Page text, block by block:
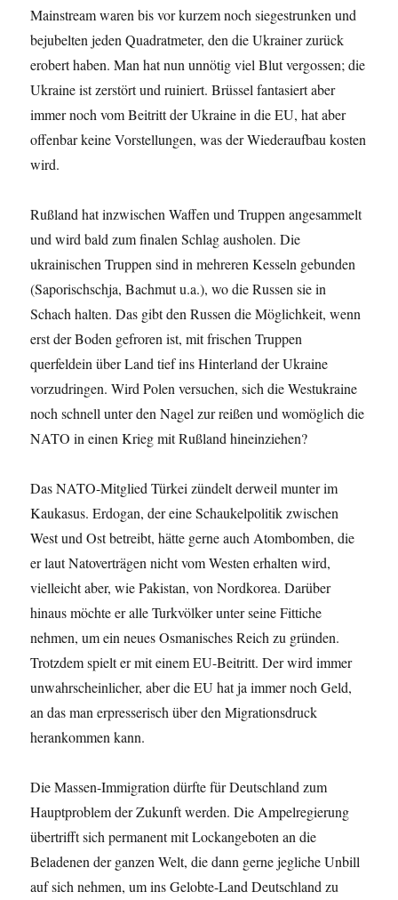
Mainstream waren bis vor kurzem noch siegestrunken und
bejubelten jeden Quadratmeter, den die Ukrainer zurück
erobert haben. Man hat nun unnötig viel Blut vergossen; die
Ukraine ist zerstört und ruiniert. Brüssel fantasiert aber
immer noch vom Beitritt der Ukraine in die EU, hat aber
offenbar keine Vorstellungen, was der Wiederaufbau kosten
wird.
Rußland hat inzwischen Waffen und Truppen angesammelt
und wird bald zum finalen Schlag ausholen. Die
ukrainischen Truppen sind in mehreren Kesseln gebunden
(Saporischschja, Bachmut u.a.), wo die Russen sie in
Schach halten. Das gibt den Russen die Möglichkeit, wenn
erst der Boden gefroren ist, mit frischen Truppen
querfeldein über Land tief ins Hinterland der Ukraine
vorzudringen. Wird Polen versuchen, sich die Westukraine
noch schnell unter den Nagel zur reißen und womöglich die
NATO in einen Krieg mit Rußland hineinziehen?
Das NATO-Mitglied Türkei zündelt derweil munter im
Kaukasus. Erdogan, der eine Schaukelpolitik zwischen
West und Ost betreibt, hätte gerne auch Atombomben, die
er laut Natoverträgen nicht vom Westen erhalten wird,
vielleicht aber, wie Pakistan, von Nordkorea. Darüber
hinaus möchte er alle Turkvölker unter seine Fittiche
nehmen, um ein neues Osmanisches Reich zu gründen.
Trotzdem spielt er mit einem EU-Beitritt. Der wird immer
unwahrscheinlicher, aber die EU hat ja immer noch Geld,
an das man erpresserisch über den Migrationsdruck
herankommen kann.
Die Massen-Immigration dürfte für Deutschland zum
Hauptproblem der Zukunft werden. Die Ampelregierung
übertrifft sich permanent mit Lockangeboten an die
Beladenen der ganzen Welt, die dann gerne jegliche Unbill
auf sich nehmen, um ins Gelobte-Land Deutschland zu